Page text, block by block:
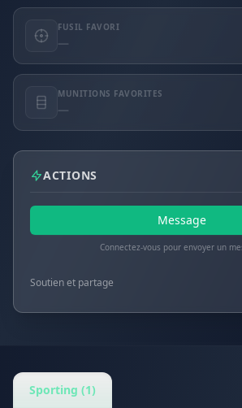
FUSIL FAVORI
—
MUNITIONS FAVORITES
—
ACTIONS
Message
Connectez-vous pour envoyer un
Soutien et partage
Sporting (1)